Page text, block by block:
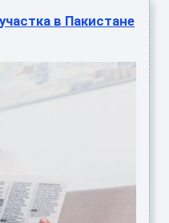
в Пакистане